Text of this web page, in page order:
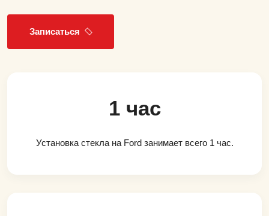
Записаться
1 час
Установка стекла на Ford занимает всего 1 час.